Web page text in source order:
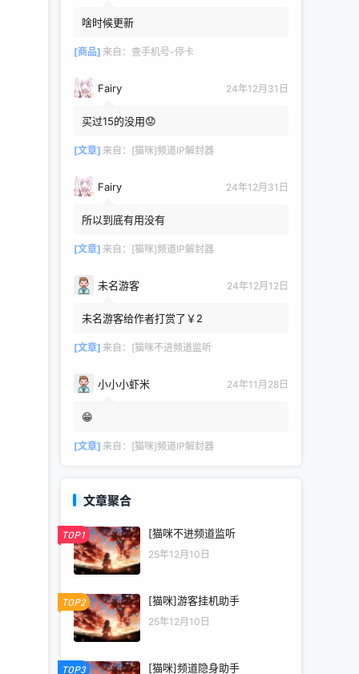
啥时候更新
[商品] 来自： 查手机号-停卡
Fairy 24年12月31日
买过15的没用😟
[文章] 来自： [猫咪]频道IP解封器
Fairy 24年12月31日
所以到底有用没有
[文章] 来自： [猫咪]频道IP解封器
未名游客 24年12月12日
未名游客给作者打赏了￥2
[文章] 来自： [猫咪不进频道监听
小小小虾米 24年11月28日
😁
[文章] 来自： [猫咪]频道IP解封器
文章聚合
TOP1 [猫咪不进频道监听
25年12月10日
TOP2 [猫咪]游客挂机助手
25年12月10日
TOP3 [猫咪]频道隐身助手